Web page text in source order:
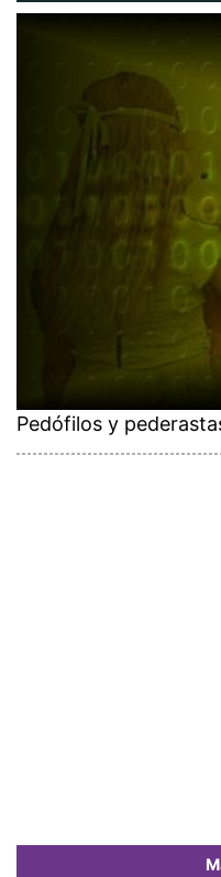
Pedófilos y